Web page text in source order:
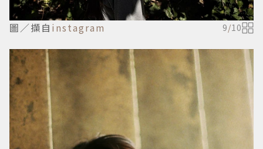
圖／擷自 instagram 9/10